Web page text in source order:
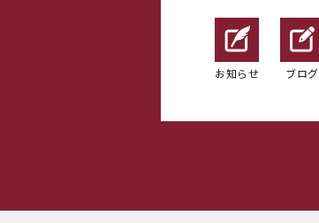
お知らせ ブログ